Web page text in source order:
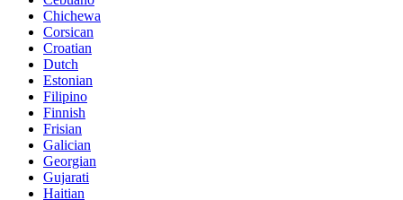
Chichewa
Corsican
Croatian
Dutch
Estonian
Filipino
Finnish
Frisian
Galician
Georgian
Gujarati
Haitian